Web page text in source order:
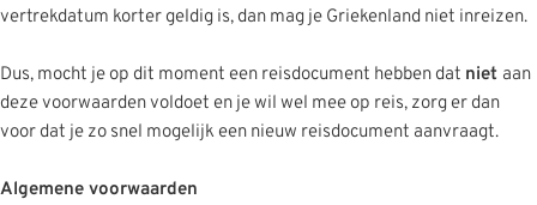
vertrekdatum korter geldig is, dan mag je Griekenland niet inreizen.
Dus, mocht je op dit moment een reisdocument hebben dat niet aan
deze voorwaarden voldoet en je wil wel mee op reis, zorg er dan
voor dat je zo snel mogelijk een nieuw reisdocument aanvraagt.
Algemene voorwaarden